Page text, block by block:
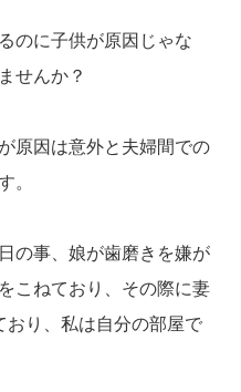
のに子供が原因じゃな
せんか？
原因は意外と夫婦間での
。
の事、娘が歯磨きを嫌が
こねており、その際に妻
おり、私は自分の部屋で